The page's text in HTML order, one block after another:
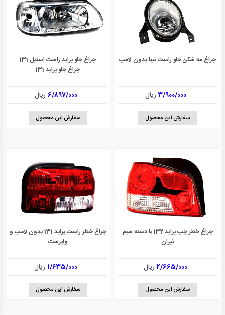
چراغ مه شکن جلو راست تیبا بدون لامپ
3/900/000ریال
سفارش این محصول
چراغ جلو پراید راست استیل 131
چراغ جلو پراید 131
6/897/000 ریال
سفارش این محصول
چراغ خطر چپ پراید 132 با دسته سیم
نیران
2/665/000ریال
سفارش این محصول
چراغ خطر راست پراید 131 بدون لامپ و
وایرست
1/635/000 ریال
سفارش این محصول